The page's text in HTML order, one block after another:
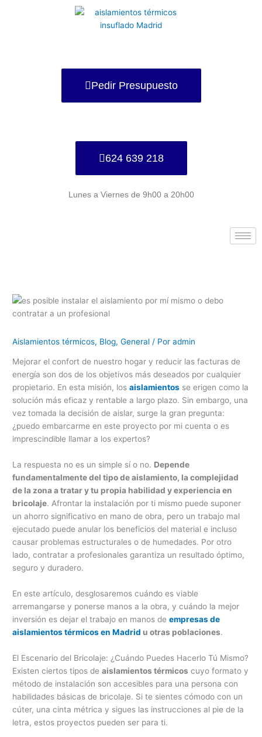
Pedir Presupuesto
624 639 218
Lunes a Viernes de 9h00 a 20h00
Aislamientos térmicos, Blog,General / Poradmin
Mejorar el confort de nuestro hogar y reducir las facturas de
energía son dos de los objetivos más deseados por cualquier
propietario. En esta misión, losaislamientos se erigen como la
solución más eficaz y rentable a largo plazo. Sin embargo, una
vez tomada la decisión de aislar, surge la gran pregunta:
¿puedo embarcarme en este proyecto por mi cuenta o es
imprescindible llamar a los expertos?
La respuesta no es un simple sí o no. Depende
fundamentalmente del tipo de aislamiento, la complejidad
de la zona a tratar y tu propia habilidad y experiencia en
bricolaje. Afrontar la instalación por ti mismo puede suponer
un ahorro significativo en mano de obra, pero un trabajo mal
ejecutado puede anular los beneficios del material e incluso
causar problemas estructurales o de humedades. Por otro
lado, contratar a profesionales garantiza un resultado óptimo,
seguro y duradero.
En este artículo, desglosaremos cuándo es viable
arremangarse y ponerse manos a la obra, y cuándo la mejor
inversión es dejar el trabajo en manos deempresas de
aislamientos térmicos en Madrid u otras poblaciones.
El Escenario del Bricolaje: ¿Cuándo Puedes Hacerlo Tú Mismo?
Existen ciertos tipos deaislamientos térmicos cuyo formato y
método de instalación son accesibles para una persona con
habilidades básicas de bricolaje. Si te sientes cómodo con un
cúter, una cinta métrica y sigues las instrucciones al pie de la
letra, estos proyectos pueden ser para ti.